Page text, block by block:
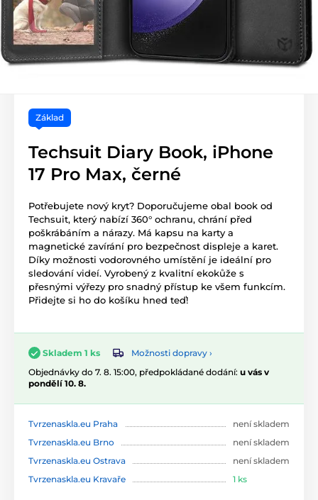
Základ
Techsuit Diary Book, iPhone
17 Pro Max, černé
Potřebujete nový kryt? Doporučujeme obal book od
Techsuit, který nabízí 360° ochranu, chrání před
poškrábáním a nárazy. Má kapsu na karty a
magnetické zavírání pro bezpečnost displeje a karet.
Díky možnosti vodorovného umístění je ideální pro
sledování videí. Vyrobený z kvalitní ekokůže s
přesnými výřezy pro snadný přístup ke všem funkcím.
Přidejte si ho do košíku hned teď!
Skladem 1 ks
Možnosti dopravy ›
Objednávky do 7. 8. 15:00, předpokládané dodání: u vás v
pondělí 10. 8.
Tvrzenaskla.eu Praha
není skladem
Tvrzenaskla.eu Brno
není skladem
Tvrzenaskla.eu Ostrava
není skladem
Tvrzenaskla.eu Kravaře
1 ks